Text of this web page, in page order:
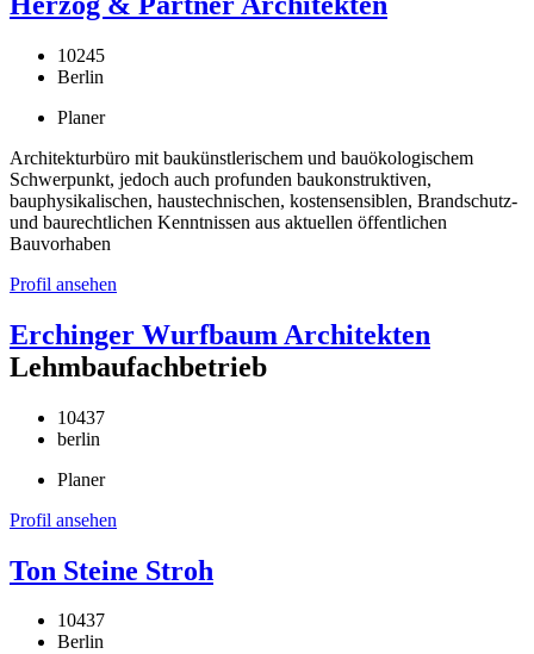
10245
Berlin
Planer
Architekturbüro mit baukünstlerischem und bauökologischem
Schwerpunkt, jedoch auch profunden baukonstruktiven,
bauphysikalischen, haustechnischen, kostensensiblen, Brandschutz-
und baurechtlichen Kenntnissen aus aktuellen öffentlichen
Bauvorhaben
Profil ansehen
Erchinger Wurfbaum Architekten
Lehmbaufachbetrieb
10437
berlin
Planer
Profil ansehen
Ton Steine Stroh
10437
Berlin